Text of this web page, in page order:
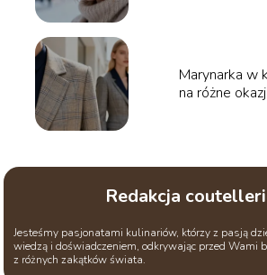
Marynarka w
na różne
Redakcja
Jesteśmy pasjonatami kulinariów, którzy z pasją
wiedzą i doświadczeniem, odkrywając przed Wami
z różnych zakątków świata.